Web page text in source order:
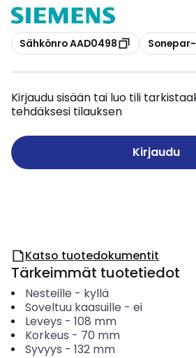
Kopioi
Sähkönro AAD0498 Kopioi
Kirjaudu sisään tai luo tili
tehdäksesi tilauksen
Kirjaudu
Katso tuotedokumentit
Tärkeimmät tuotetiedot
Nesteille - kyllä
Soveltuu kaasuille - ei
Leveys - 108 mm
Korkeus - 70 mm
Syvyys - 132 mm